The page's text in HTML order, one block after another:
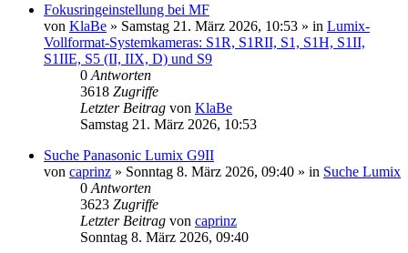
Fokusringeinstellung bei MF
von KlaBe » Samstag 21. März 2026, 10:53 » in Lumix-
Vollformat-Systemkameras: S1R, S1RII, S1, S1H, S1II,
S1IIE, S5 (II, IIX, D) und S9
0 Antworten
3618 Zugriffe
Letzter Beitrag von KlaBe
Samstag 21. März 2026, 10:53
Suche Panasonic Lumix G9II
von caprinz » Sonntag 8. März 2026, 09:40 » in Suche Lumix
0 Antworten
3623 Zugriffe
Letzter Beitrag von caprinz
Sonntag 8. März 2026, 09:40